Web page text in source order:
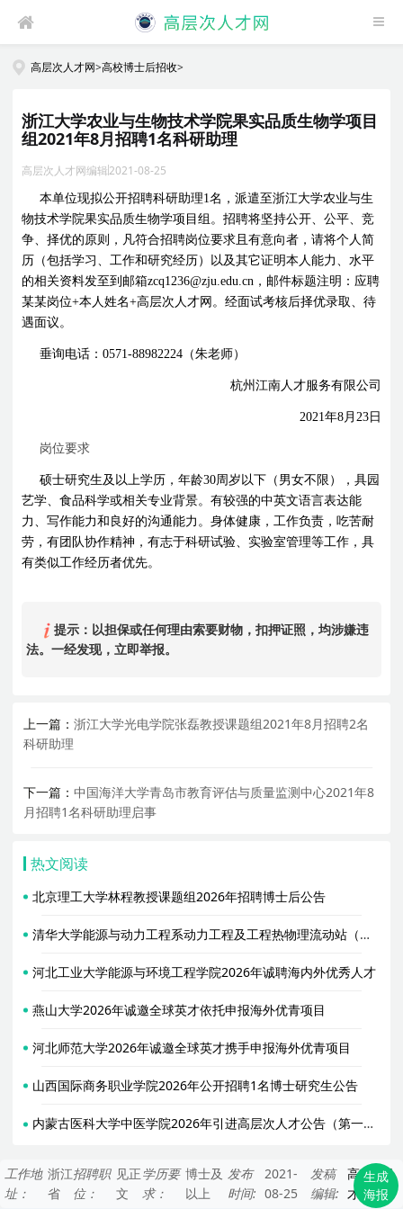
生成
海报
高层次人才网>高校博士后招收>
浙江大学农业与生物技术学院果实品质生物学项目
组2021年8月招聘1名科研助理
高层次人才网编辑2021-08-25
本单位现拟公开招聘科研助理1名，派遣至浙江大学农业与生
物技术学院果实品质生物学项目组。招聘将坚持公开、公平、竞
争、择优的原则，凡符合招聘岗位要求且有意向者，请将个人简
历（包括学习、工作和研究经历）以及其它证明本人能力、水平
的相关资料发至到邮箱zcq1236@zju.edu.cn ，邮件标题注明：应聘
某某岗位+本人姓名+高层次人才网 。经面试考核后择优录取、待
遇面议。
垂询电话：0571-88982224 （朱老师）
杭州江南人才服务有限公司
2021年8月 23日
岗位要求
硕士研究生及以上学历，年龄30周岁以下（男女不限），具园
艺学、食品科学或相关专业背景。有较强的中英文语言表达能
力、写作能力和良好的沟通能力。身体健康，工作负责，吃苦耐
劳，有团队协作精神，有志于科研试验、实验室管理等工作，具
有类似工作经历者优先。
提示：以担保或任何理由索要财物，扣押证照，均涉嫌违
法。一经发现，立即举报。
上一篇：浙江大学光电学院张磊教授课题组2021年8月招聘2名
科研助理
下一篇：中国海洋大学青岛市教育评估与质量监测中心2021年8
月招聘1名科研助理启事
热文阅读
北京理工大学林程教授课题组2026年招聘博士后公告
清华大学能源与动力工程系动力工程及工程热物理流动站（合作导师胥蕊娜）2026年招聘2名博士后
河北工业大学能源与环境工程学院2026年诚聘海内外优秀人才
燕山大学2026年诚邀全球英才依托申报海外优青项目
河北师范大学2026年诚邀全球英才携手申报海外优青项目
山西国际商务职业学院2026年公开招聘1名博士研究生公告
内蒙古医科大学中医学院2026年引进高层次人才公告（第一轮）
工作地
址：
浙江
省
招聘职
位：
见正
文
学历要
求：
博士及
以上
发布
时间:
2021-
08-25
发稿
编辑:
高层次人
才网